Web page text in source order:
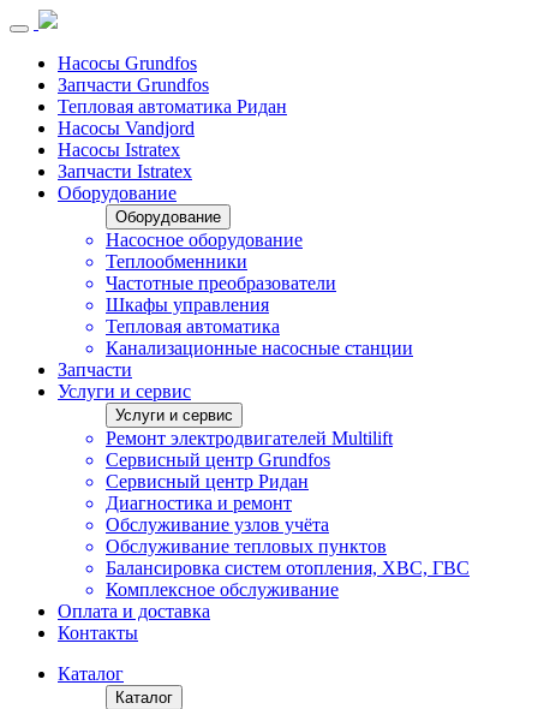
Насосы Grundfos
Запчасти Grundfos
Тепловая автоматика Ридан
Насосы Vandjord
Насосы Istratex
Запчасти Istratex
Оборудование
Оборудование
Насосное оборудование
Теплообменники
Частотные преобразователи
Шкафы управления
Тепловая автоматика
Канализационные насосные станции
Запчасти
Услуги и сервис
Услуги и сервис
Ремонт электродвигателей Multilift
Сервисный центр Grundfos
Сервисный центр Ридан
Диагностика и ремонт
Обслуживание узлов учёта
Обслуживание тепловых пунктов
Балансировка систем отопления, ХВС, ГВС
Комплексное обслуживание
Оплата и доставка
Контакты
Каталог
Каталог